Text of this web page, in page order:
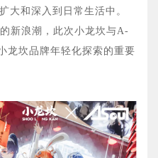
大和深入到日常生活中。
新浪潮，此次小龙坎与A-
龙坎品牌年轻化探索的重要